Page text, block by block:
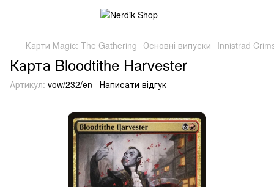
Карти Magic: The Gathering Основні випуски Innistrad
Карта Bloodtithe Harvester
Артикул: vow/232/en Написати відгук